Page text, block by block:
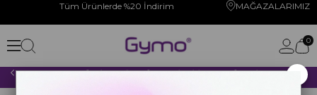
Tüm Ürünlerde %20 İndirim MAĞAZALARIMIZ
0
2000 TL VE ÜZERİ YAPACAĞINIZ TÜM ALIŞVERİŞLERİNİZDE KARGO ÜCRETSİZ!